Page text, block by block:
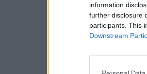
information
further disclosure
participants. This
Downstream